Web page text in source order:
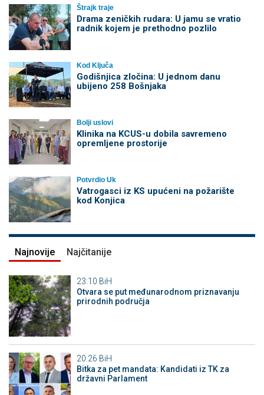
Štrajk traje
Drama zeničkih rudara: U jamu se vratio
radnik kojem je prethodno pozlilo
Kod Ključa
Godišnjica zločina: U jednom danu
ubijeno 258 Bošnjaka
Bolji uslovi
Klinika na KCUS-u dobila savremeno
opremljene prostorije
Potvrdio Uk
Vatrogasci iz KS upućeni na požarište
kod Konjica
Najnovije Najčitanije
23:10 BiH
Otvara se put međunarodnom priznavanju
prirodnih područja
20:26 BiH
Bitka za pet mandata: Kandidati iz TK za
državni Parlament